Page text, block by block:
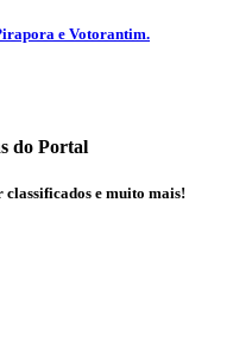
e Votorantim.
do Portal
e muito mais!